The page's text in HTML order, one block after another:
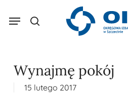
search
Menu
Koszyk
Wynajmę pokój
15 lutego 2017